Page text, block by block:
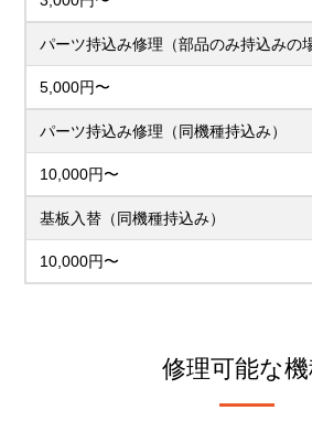
パーツ持込み修理（部品のみ持込みの
5,000円〜
パーツ持込み修理（同機種持込み）
10,000円〜
基板入替（同機種持込み）
10,000円〜
修理可能な